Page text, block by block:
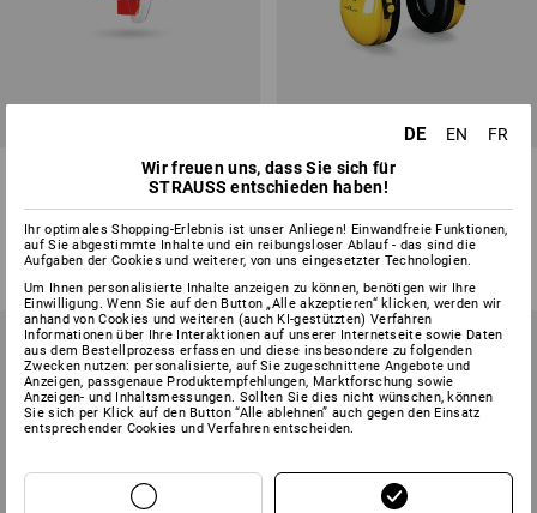
Moldex Spenderstation Spark
Varianten
ab 45,10 €
(m. MwSt.) ab 8 Sets
3M Peltor Kapsel-
Gehörschützer Optime I
1 Variante
ab 15,35 €
(m. MwSt.) ab 20 Stück
DE EN
FR
Wir freuen uns, dass Sie sich für
STRAUSS entschieden haben!
Ihr optimales Shopping-Erlebnis ist unser Anliegen! Einwandfreie Funktionen,
auf Sie abgestimmte Inhalte und ein reibungsloser Ablauf - das sind die
Aufgaben der Cookies und weiterer, von uns eingesetzter Technologien.
Um Ihnen personalisierte Inhalte anzeigen zu können, benötigen wir Ihre
Einwilligung. Wenn Sie auf den Button „Alle akzeptieren“ klicken, werden wir
anhand von Cookies und weiteren (auch KI-gestützten) Verfahren
Informationen über Ihre Interaktionen auf unserer Internetseite sowie Daten
aus dem Bestellprozess erfassen und diese insbesondere zu folgenden
Zwecken nutzen: personalisierte, auf Sie zugeschnittene Angebote und
Anzeigen, passgenaue Produktempfehlungen, Marktforschung sowie
Anzeigen- und Inhaltsmessungen. Sollten Sie dies nicht wünschen, können
Sie sich per Klick auf den Button “Alle ablehnen” auch gegen den Einsatz
entsprechender Cookies und Verfahren entscheiden.